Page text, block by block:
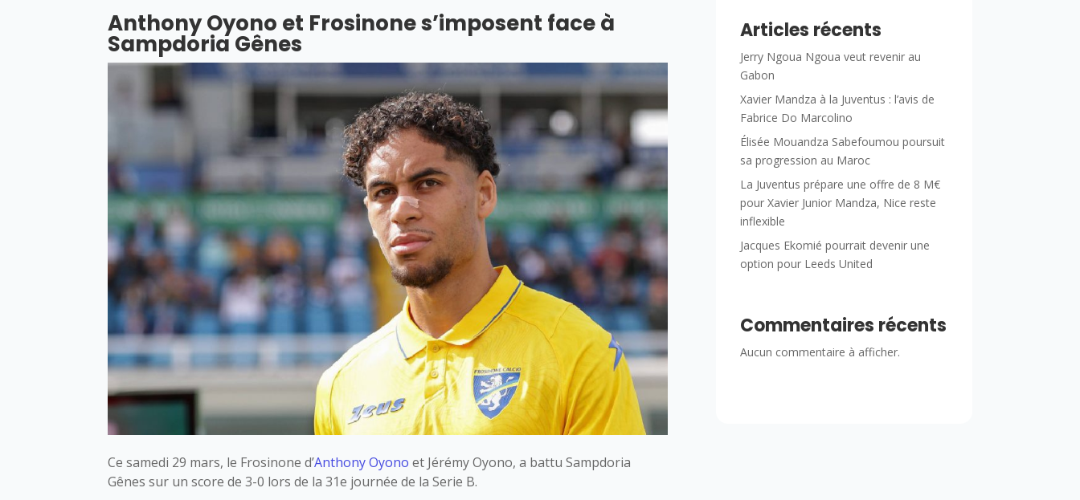
Anthony Oyono et Frosinone s’imposent face à
Sampdoria Gênes
Ce samedi 29 mars, le Frosinone d’Anthony Oyono et Jérémy Oyono, a battu Sampdoria
Gênes sur un score de 3-0 lors de la 31e journée de la Serie B.
Articles récents
Jerry Ngoua Ngoua veut revenir au
Gabon
Xavier Mandza à la Juventus : l’avis de
Fabrice Do Marcolino
Élisée Mouandza Sabefoumou poursuit
sa progression au Maroc
La Juventus prépare une offre de 8 M€
pour Xavier Junior Mandza, Nice reste
inflexible
Jacques Ekomié pourrait devenir une
option pour Leeds United
Commentaires récents
Aucun commentaire à afficher.